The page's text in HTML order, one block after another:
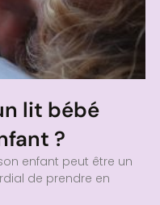
lit bébé
?
enfant peut être un
de prendre en